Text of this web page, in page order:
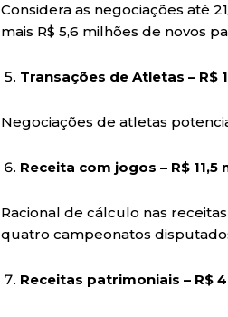
Considera as negociações até
mais R$ 5,6 milhões de novos
Transações de Atletas – R$
Negociações de atletas
Receita com jogos – R$ 11,5
Racional de cálculo nas
quatro campeonatos
Receitas patrimoniais – R$